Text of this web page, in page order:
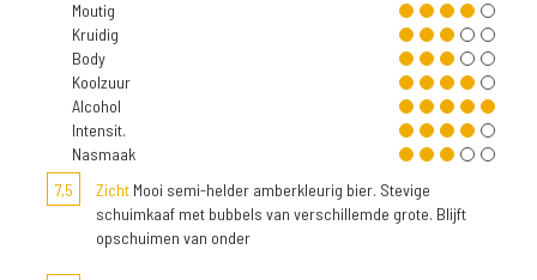
Moutig
Kruidig
Body
Koolzuur
Alcohol
Intensit.
Nasmaak
7,5
Zicht Mooi semi-helder amberkleurig bier. Stevige
schuimkaaf met bubbels van verschillemde grote. Blijft
opschuimen van onder